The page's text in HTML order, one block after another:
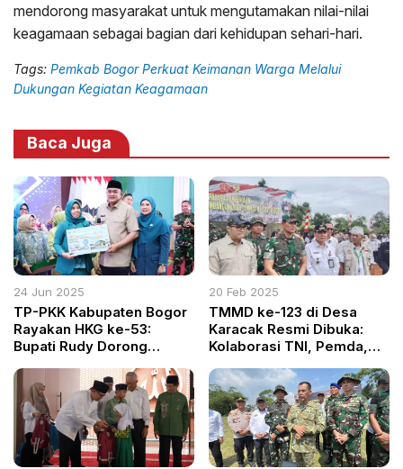
mendorong masyarakat untuk mengutamakan nilai-nilai
keagamaan sebagai bagian dari kehidupan sehari-hari.
Tags: Pemkab Bogor Perkuat Keimanan Warga Melalui
Dukungan Kegiatan Keagamaan
Baca Juga
24 Jun 2025
TP-PKK Kabupaten Bogor
Rayakan HKG ke-53:
Bupati Rudy Dorong
Kesejahteraan Warga
20 Feb 2025
TMMD ke-123 di Desa
Karacak Resmi Dibuka:
Kolaborasi TNI, Pemda,
Infrastruktur Lebih Baik